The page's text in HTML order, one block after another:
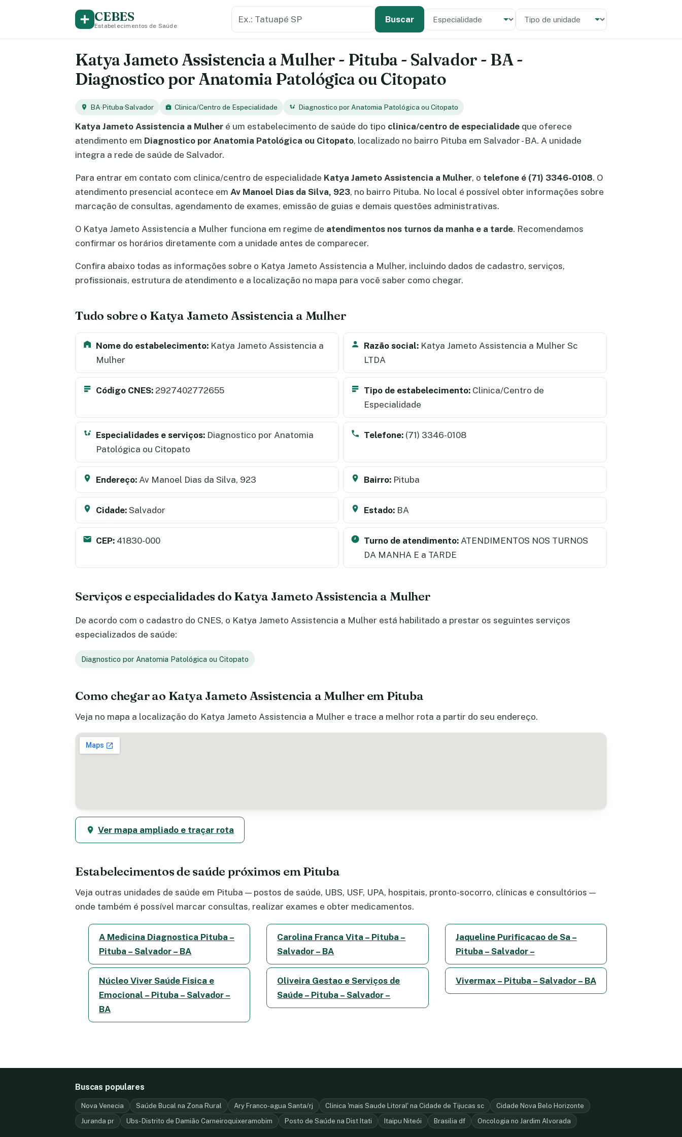
CEBES
Estabelecimentos de Saúde
Buscar Especialidade
Tipo de unidade
Katya Jameto Assistencia a Mulher - Pituba - Salvador - BA -
Diagnostico por Anatomia Patológica ou Citopato
BA·Pituba·Salvador Clinica/Centro de Especialidade Diagnostico por Anatomia Patológica ou Citopato
Katya Jameto Assistencia a Mulher é um estabelecimento de saúde do tipo clinica/centro de especialidade que oferece
atendimento em Diagnostico por Anatomia Patológica ou Citopato, localizado no bairro Pituba em Salvador - BA. A unidade
integra a rede de saúde de Salvador.
Para entrar em contato com clinica/centro de especialidade Katya Jameto Assistencia a Mulher, o telefone é (71) 3346-0108. O
atendimento presencial acontece em Av Manoel Dias da Silva, 923, no bairro Pituba. No local é possível obter informações sobre
marcação de consultas, agendamento de exames, emissão de guias e demais questões administrativas.
O Katya Jameto Assistencia a Mulher funciona em regime de atendimentos nos turnos da manha e a tarde. Recomendamos
confirmar os horários diretamente com a unidade antes de comparecer.
Confira abaixo todas as informações sobre o Katya Jameto Assistencia a Mulher, incluindo dados de cadastro, serviços,
profissionais, estrutura de atendimento e a localização no mapa para você saber como chegar.
Tudo sobre o Katya Jameto Assistencia a Mulher
Nome do estabelecimento: Katya Jameto Assistencia a
Mulher
Razão social: Katya Jameto Assistencia a Mulher Sc
LTDA
Código CNES: 2927402772655 Tipo de estabelecimento: Clinica/Centro de
Especialidade
Especialidades e serviços: Diagnostico por Anatomia
Patológica ou Citopato
Telefone: (71) 3346-0108
Endereço: Av Manoel Dias da Silva, 923 Bairro: Pituba
Cidade: Salvador Estado: BA
CEP: 41830-000 Turno de atendimento: ATENDIMENTOS NOS TURNOS
DA MANHA E a TARDE
Serviços e especialidades do Katya Jameto Assistencia a Mulher
De acordo com o cadastro do CNES, o Katya Jameto Assistencia a Mulher está habilitado a prestar os seguintes serviços
especializados de saúde:
Diagnostico por Anatomia Patológica ou Citopato
Como chegar ao Katya Jameto Assistencia a Mulher em Pituba
Veja no mapa a localização do Katya Jameto Assistencia a Mulher e trace a melhor rota a partir do seu endereço.
Ver mapa ampliado e traçar rota
Estabelecimentos de saúde próximos em Pituba
Veja outras unidades de saúde em Pituba — postos de saúde, UBS, USF, UPA, hospitais, pronto-socorro, clínicas e consultórios —
onde também é possível marcar consultas, realizar exames e obter medicamentos.
A Medicina Diagnostica Pituba –
Pituba – Salvador – BA
Carolina Franca Vita – Pituba –
Salvador – BA
Jaqueline Purificacao de Sa –
Pituba – Salvador –
Núcleo Viver Saúde Fisica e
Emocional – Pituba – Salvador –
BA
Oliveira Gestao e Serviços de
Saúde – Pituba – Salvador –
Vivermax – Pituba – Salvador – BA
Buscas populares
Nova Venecia Saúde Bucal na Zona Rural Ary Franco-agua Santa/rj Clinica 'mais Saude Litoral' na Cidade de Tijucas sc
Cidade Nova Belo Horizonte
Juranda pr
Ubs- Distrito de Damião Carneiroquixeramobim Posto de Saúde na Dist Itati Itaipu Niteói Brasilia df Oncologia no Jardim Alvorada